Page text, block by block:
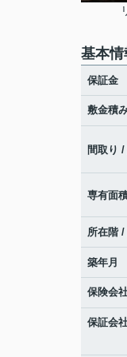
基本情
保証金
敷金積
間取り
専有面
所在階 /
築年月
保険会
保証会